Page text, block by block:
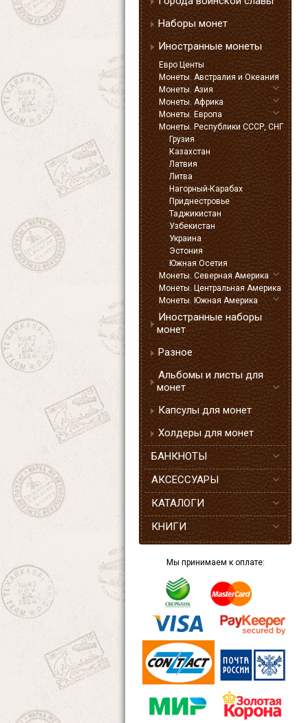
Наборы монет
Иностранные монеты
Евро Центы
Монеты. Австралия и Океания
Монеты. Азия
Монеты. Африка
Монеты. Европа
Монеты. Республики СССР, СНГ
Грузия
Казахстан
Латвия
Литва
Нагорный-Карабах
Приднестровье
Таджикистан
Узбекистан
Украина
Эстония
Южная Осетия
Монеты. Северная Америка
Монеты. Центральная Америка
Монеты. Южная Америка
Иностранные наборы
монет
Разное
Альбомы и листы для
монет
Капсулы для монет
Холдеры для монет
БАНКНОТЫ
АКСЕССУАРЫ
КАТАЛОГИ
КНИГИ
Мы принимаем к оплате: